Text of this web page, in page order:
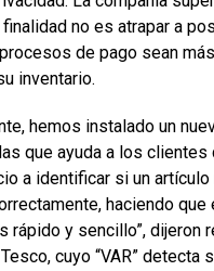
no es atrapar a
de pago sean
inventario.
hemos instalado un
que ayuda a los clientes
a identificar si un artículo
haciendo
rápido y sencillo”, dijeron
cuyo “VAR” detecta